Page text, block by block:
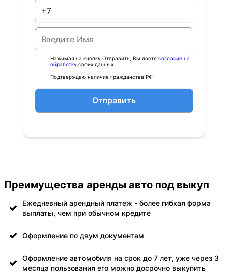
Нажимая на кнопку Отправить, Вы даете согласие на
обработку своих данных
Подтверждаю наличие гражданства РФ
Отправить
Преимущества аренды авто под выкуп
Ежедневный арендный платеж - более гибкая форма
выплаты, чем при обычном кредите
Оформление по двум документам
Оформление автомобиля на срок до 7 лет, уже через 3
месяца пользования его можно досрочно выкупить